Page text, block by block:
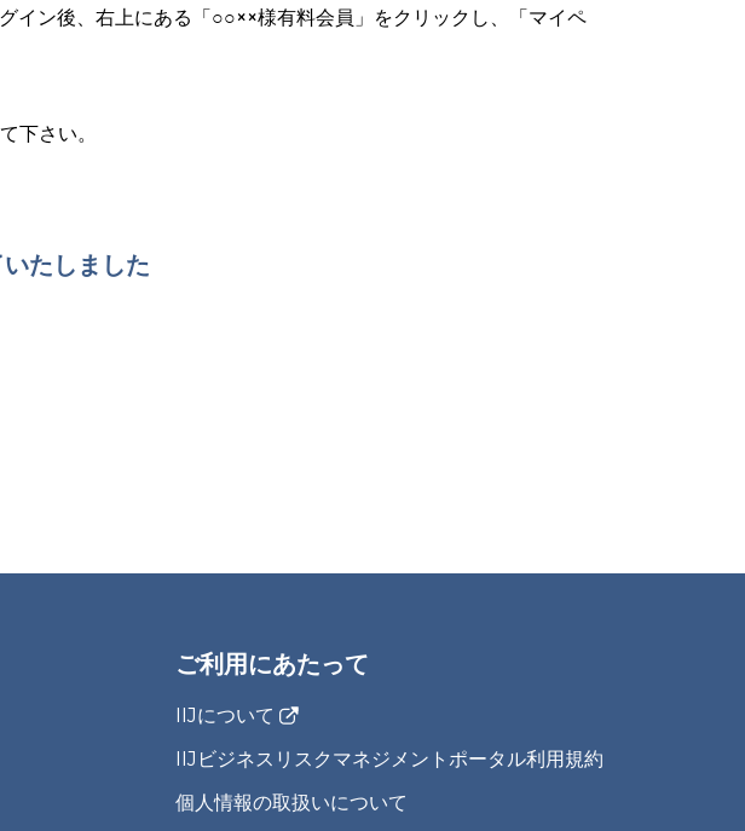
ン後、右上にある「○○××様有料会員」をクリックし、「マイペ
下さい。
たしました
ご利用にあたって
IIJについて
IIJビジネスリスクマネジメントポータル利用規約
個人情報の取扱いについて